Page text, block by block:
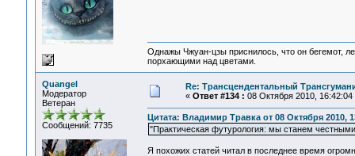
Однажы Чжуан-цзы приснилось, что он бегемот,
порхающими над цветами.
Quangel
Модератор
Ветеран
Сообщений: 7735
Re: Трансцендентальный
« Ответ #134 : 08 Октября 2010, 16:42:04
Цитата: Владимир Травка от 08 Октября 2010,
"Практическая футурология: мы станем
Я похожих статей читал в последнее время